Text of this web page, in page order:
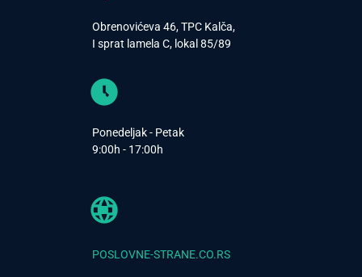
Obrenovićeva 46, TPC Kalča,
I sprat lamela C, lokal 85/89
Ponedeljak - Petak
9:00h - 17:00h
POSLOVNE-STRANE.CO.RS